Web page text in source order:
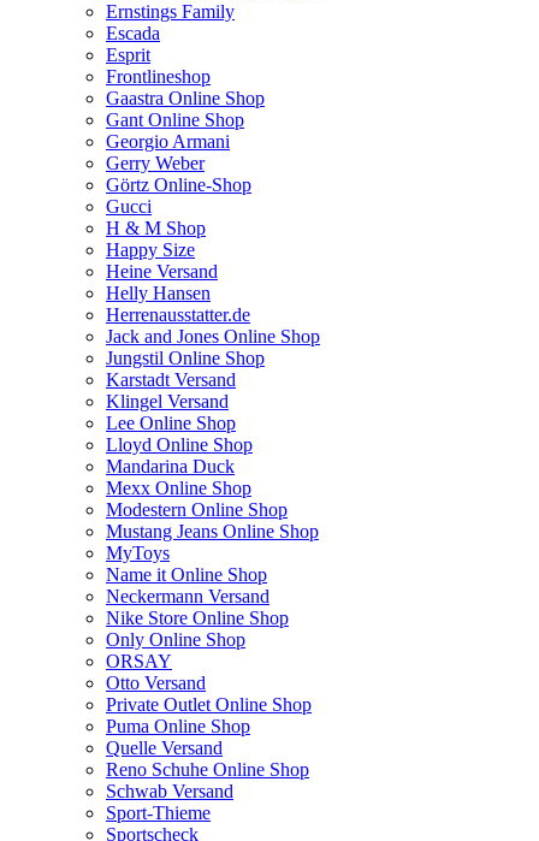
Ernstings Family
Escada
Esprit
Frontlineshop
Gaastra Online Shop
Gant Online Shop
Georgio Armani
Gerry Weber
Görtz Online-Shop
Gucci
H & M Shop
Happy Size
Heine Versand
Helly Hansen
Herrenausstatter.de
Jack and Jones Online Shop
Jungstil Online Shop
Karstadt Versand
Klingel Versand
Lee Online Shop
Lloyd Online Shop
Mandarina Duck
Mexx Online Shop
Modestern Online Shop
Mustang Jeans Online Shop
MyToys
Name it Online Shop
Neckermann Versand
Nike Store Online Shop
Only Online Shop
ORSAY
Otto Versand
Private Outlet Online Shop
Puma Online Shop
Quelle Versand
Reno Schuhe Online Shop
Schwab Versand
Sport-Thieme
Sportscheck